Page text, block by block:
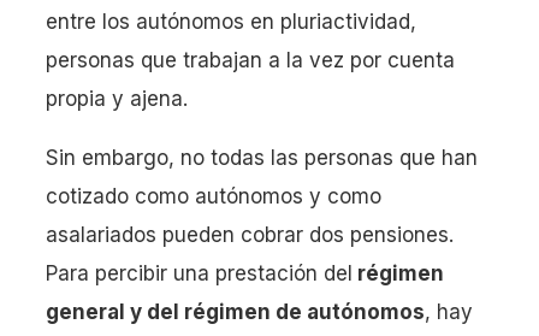
entre los autónomos en pluriactividad,
personas que trabajan a la vez por cuenta
propia y ajena.
Sin embargo, no todas las personas que han
cotizado como autónomos y como
asalariados pueden cobrar dos pensiones.
Para percibir una prestación del régimen
general y del régimen de autónomos, hay